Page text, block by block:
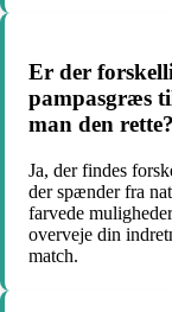
Er der
pampasgræs
man den rette?
Ja, der findes
der spænder fra
farvede
overveje din
match.